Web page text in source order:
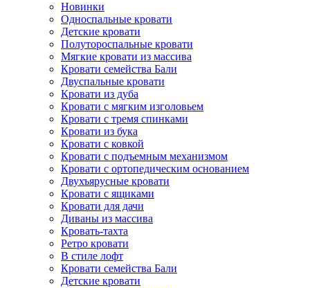
Новинки
Односпальные кровати
Детские кровати
Полутороспальные кровати
Мягкие кровати из массива
Кровати семейства Бали
Двуспальные кровати
Кровати из дуба
Кровати с мягким изголовьем
Кровати с тремя спинками
Кровати из бука
Кровати с ковкой
Кровати с подъемным механизмом
Кровати с ортопедическим основанием
Двухъярусные кровати
Кровати с ящиками
Кровати для дачи
Диваны из массива
Кровать-тахта
Ретро кровати
В стиле лофт
Кровати семейства Бали
Детские кровати